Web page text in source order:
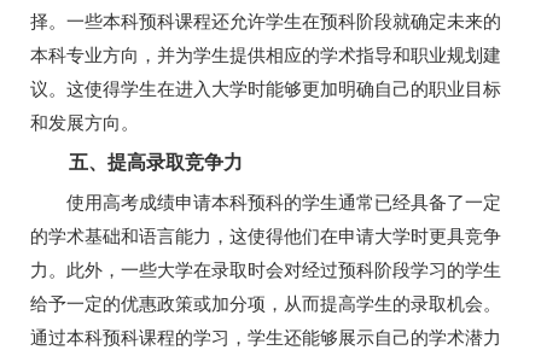
择。一些本科预科课程还允许学生在预科阶段就确定未来的
本科专业方向，并为学生提供相应的学术指导和职业规划建
议。这使得学生在进入大学时能够更加明确自己的职业目标
和发展方向。
五、提高录取竞争力
使用高考成绩申请本科预科的学生通常已经具备了一定
的学术基础和语言能力，这使得他们在申请大学时更具竞争
力。此外，一些大学在录取时会对经过预科阶段学习的学生
给予一定的优惠政策或加分项，从而提高学生的录取机会。
通过本科预科课程的学习，学生还能够展示自己的学术潜力